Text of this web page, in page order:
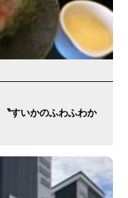
〝すいかのふわふわか